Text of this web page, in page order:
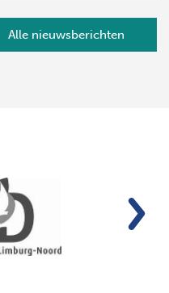
Alle nieuwsberichten